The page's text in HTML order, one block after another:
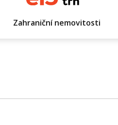
Zahraniční nemovitosti